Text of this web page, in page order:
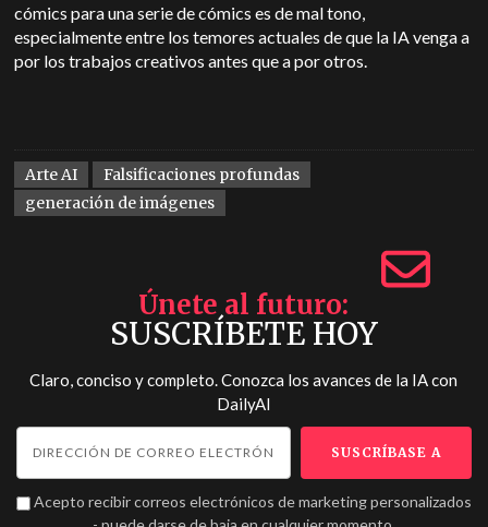
cómics para una serie de cómics es de mal tono,
especialmente entre los temores actuales de que la IA venga a
por los trabajos creativos antes que a por otros.
Arte AI
Falsificaciones profundas
generación de imágenes
Únete al futuro
SUSCRÍBETE HOY
Claro, conciso y completo. Conozca los avances de la IA con
DailyAI
Acepto recibir correos electrónicos de marketing personalizados